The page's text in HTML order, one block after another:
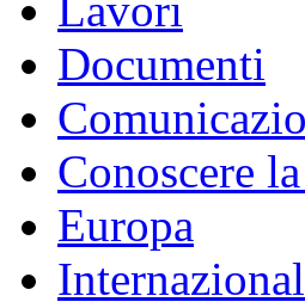
Documenti
Conoscere
Europa